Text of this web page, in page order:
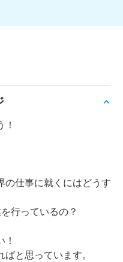
の仕事に就くにはどうす
行っているの？
と思っています。